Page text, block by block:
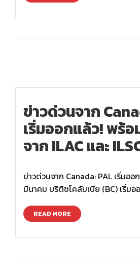
ข่าวด่วนจาก
เริ่มออกแล้ว! พร้
จาก ILAC และ
ข่าวด่วนจาก Canada: PAL เริ่มออ
มีนาคม บริติชโคลัมเบีย (BC) เริ่ม
READ MORE